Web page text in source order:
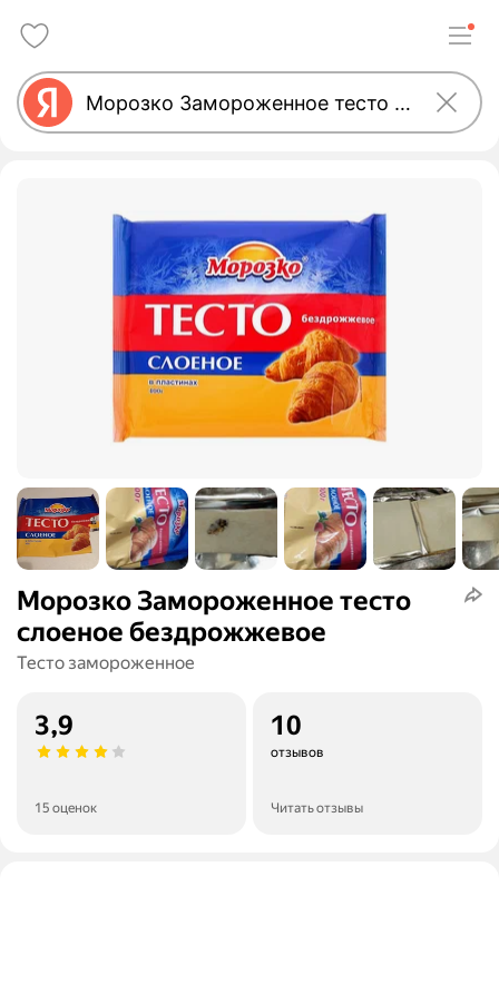
Морозко Замороженное тесто
слоеное бездрожжевое
Тесто замороженное
3,9
15 оценок
10
отзывов
Читать отзывы